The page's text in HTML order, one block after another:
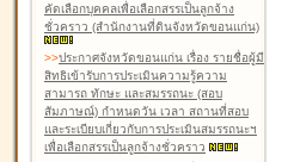
คัดเลือกบุคคลเพื่อเลือกสรรเป็นลูกจ้าง
ชั่วคราว (สำนักงานที่ดินจังหวัดขอนแก่น)
>>ประกาศจังหวัดขอนแก่น เรื่อง รายชื่อผู้มี
สิทธิเข้ารับการประเมินความรู้ความ
สามารถ ทักษะ และสมรรถนะ (สอบ
สัมภาษณ์) กำหนดวัน เวลา สถานที่สอบ
และระเบียบเกี่ยวกับการประเมินสมรรถนะฯ
เพื่อเลือกสรรเป็นลูกจ้างชั่วคราว